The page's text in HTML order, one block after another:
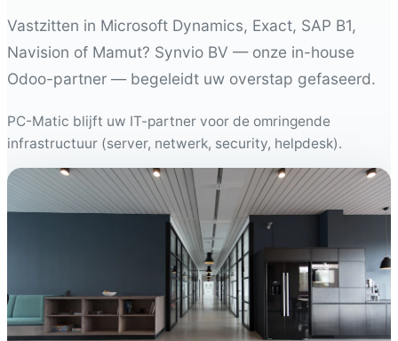
Vastzitten in Microsoft Dynamics, Exact, SAP B1,
Navision of Mamut? Synvio BV — onze in-house
Odoo-partner — begeleidt uw overstap gefaseerd.
PC-Matic blijft uw IT-partner voor de omringende
infrastructuur (server, netwerk, security, helpdesk).